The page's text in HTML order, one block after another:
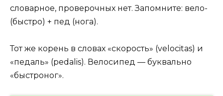
словарное, проверочных нет. Запомните: вело-
(быстро) + пед (нога).
Тот же корень в словах «скорость» (velocitas) и
«педаль» (pedalis). Велосипед — буквально
«быстроног».